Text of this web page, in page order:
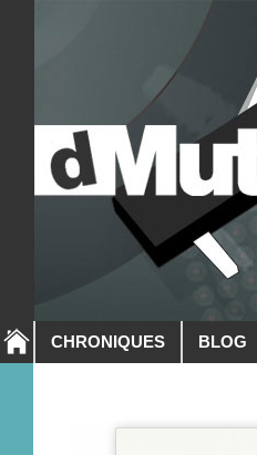
CHRONIQUES BLOG